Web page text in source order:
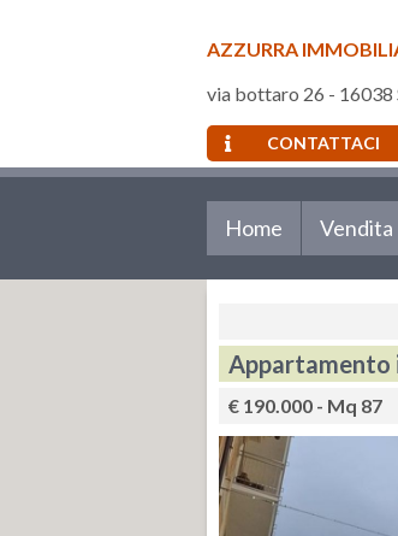
AZZURRA
via bottaro 26 - 16038
CONTATTACI
Home Vendita
Appartamento
€ 190.000 - Mq 87